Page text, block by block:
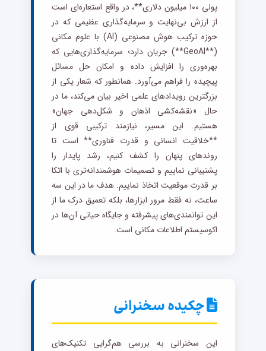
پولی ۱۰۰ میلیون دلاری**، در واقع استعاره‌ای است
از ارزش بی‌نهایت و سرمایه‌گذاری عظیمی که در
حوزه ترکیب هوش مصنوعی (AI) با علوم مکانی
(**GeoAI**) جریان دارد؛ سرمایه‌گذاری‌هایی که
بهره‌وری را افزایش داده و امکان حل مسائل
پیچیده را فراهم می‌آورد. همانطور که شعار یکی از
بزرگترین رویدادهای علمی اخیر بیان می‌کند، ما در
حال «نقشه‌کشی اذهان و شکل‌دهی جهان»
هستیم. این مسیر، نیازمند ترکیبی قوی از
**خلاقیت انسانی و قدرت فناوری** است تا
روندهای پنهان را کشف کنیم، رشد پایدار را
پشتیبانی نماییم و تصمیمات هوشمندانه‌تری با اتکا
بر قدرت موقعیت اتخاذ نماییم. هدف ما در این سه
ساعت، نه فقط مرور ابزارها، بلکه تعمیق درک ما از
این توانمندی‌های پیشرفته و جایگاه حیاتی آن‌ها در
اکوسیستم اطلاعات مکانی است.
چکیده سخنرانی
این سخنرانی به بررسی هم‌گرایی تکنیک‌های